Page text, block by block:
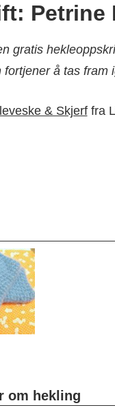
Petrine
gratis
å tas fram
& Skjerffra
om hekling